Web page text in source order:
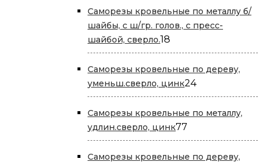
Саморезы кровельные по металлу б/
шайбы, с ш/гр. голов., с пресс-
шайбой, сверло.18
товаров
Саморезы кровельные по дереву,
уменьш.сверло, цинк2424
товара
Саморезы кровельные по металлу,
удлин.сверло, цинк77
товаров
Саморезы кровельные по дереву,